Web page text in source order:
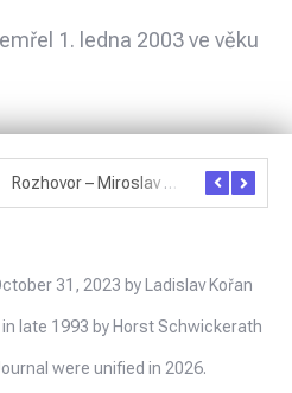
1. ledna 2003 ve věku
Rozhovor – Miroslav Šmíd – 22.3.2025
31, 2023 by Ladislav Kořan
late 1993 by Horst Schwickerath
were unified in 2026.